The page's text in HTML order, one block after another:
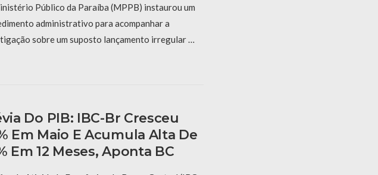
Público da Paraíba (MPPB) instaurou um
administrativo para acompanhar a
sobre um suposto lançamento irregular …
Do PIB: IBC-Br Cresceu
Em Maio E Acumula Alta De
Em 12 Meses, Aponta BC